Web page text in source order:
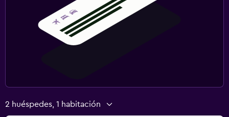
2 huéspedes, 1 habitación